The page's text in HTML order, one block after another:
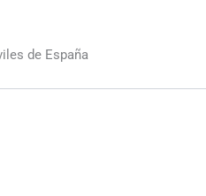
de España